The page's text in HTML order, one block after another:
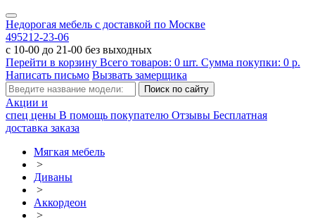
Недорогая мебель с доставкой по Москве
495212-23-06
с 10-00 до 21-00 без выходных
Перейти в корзину Всего товаров: 0 шт. Сумма покупки: 0 р.
Написать письмо Вызвать замерщика
Акции и
спец цены В помощь покупателю Отзывы Бесплатная
доставка заказа
Мягкая мебель
>
Диваны
>
Аккордеон
>